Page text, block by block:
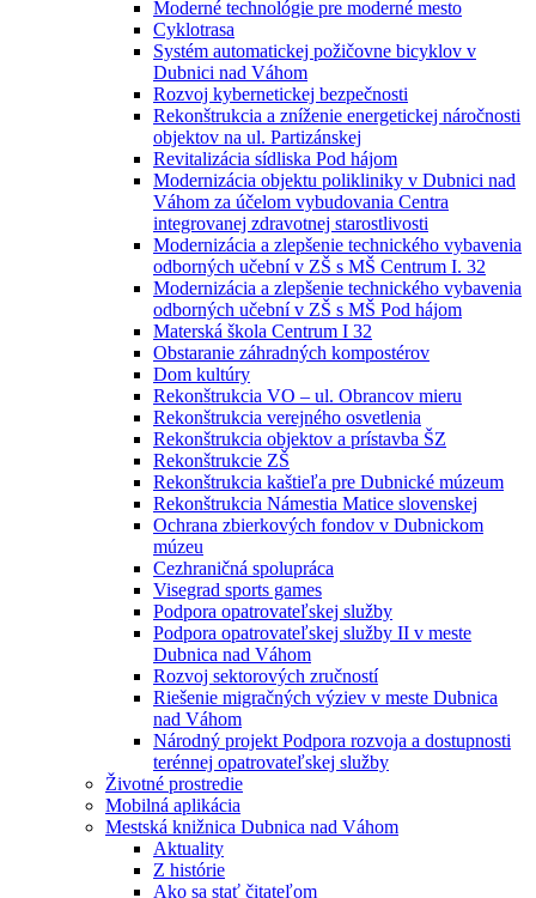
Moderné technológie pre moderné mesto
Cyklotrasa
Systém automatickej požičovne bicyklov v
Dubnici nad Váhom
Rozvoj kybernetickej bezpečnosti
Rekonštrukcia a zníženie energetickej náročnosti
objektov na ul. Partizánskej
Revitalizácia sídliska Pod hájom
Modernizácia objektu polikliniky v Dubnici nad
Váhom za účelom vybudovania Centra
integrovanej zdravotnej starostlivosti
Modernizácia a zlepšenie technického vybavenia
odborných učební v ZŠ s MŠ Centrum I. 32
Modernizácia a zlepšenie technického vybavenia
odborných učební v ZŠ s MŠ Pod hájom
Materská škola Centrum I 32
Obstaranie záhradných kompostérov
Dom kultúry
Rekonštrukcia VO – ul. Obrancov mieru
Rekonštrukcia verejného osvetlenia
Rekonštrukcia objektov a prístavba ŠZ
Rekonštrukcie ZŠ
Rekonštrukcia kaštieľa pre Dubnické múzeum
Rekonštrukcia Námestia Matice slovenskej
Ochrana zbierkových fondov v Dubnickom
múzeu
Cezhraničná spolupráca
Visegrad sports games
Podpora opatrovateľskej služby
Podpora opatrovateľskej služby II v meste
Dubnica nad Váhom
Rozvoj sektorových zručností
Riešenie migračných výziev v meste Dubnica
nad Váhom
Národný projekt Podpora rozvoja a dostupnosti
terénnej opatrovateľskej služby
Životné prostredie
Mobilná aplikácia
Mestská knižnica Dubnica nad Váhom
Aktuality
Z histórie
Ako sa stať čitateľom